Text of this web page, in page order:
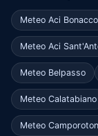
Meteo Aci
Meteo Aci
Meteo Belpasso
Meteo Calatabiano
Meteo